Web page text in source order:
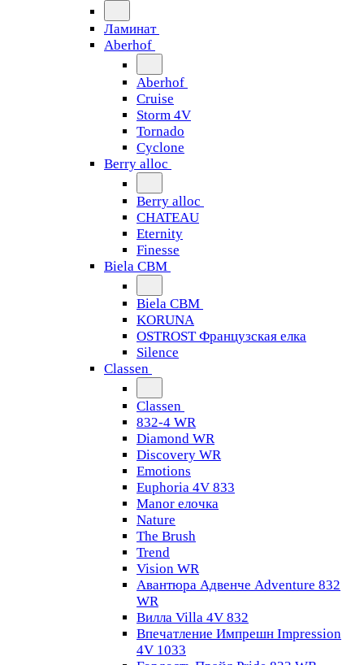
Ламинат
Aberhof
Aberhof
Cruise
Storm 4V
Tornado
Сyclone
Berry alloc
Berry alloc
CHATEAU
Eternity
Finesse
Biela CBM
Biela CBM
KORUNA
OSTROST Французская елка
Silence
Classen
Classen
832-4 WR
Diamond WR
Discovery WR
Emotions
Euphoria 4V 833
Manor елочка
Nature
The Brush
Trend
Vision WR
Авантюра Адвенче Adventure 832
WR
Вилла Villa 4V 832
Впечатление Импрешн Impression
4V 1033